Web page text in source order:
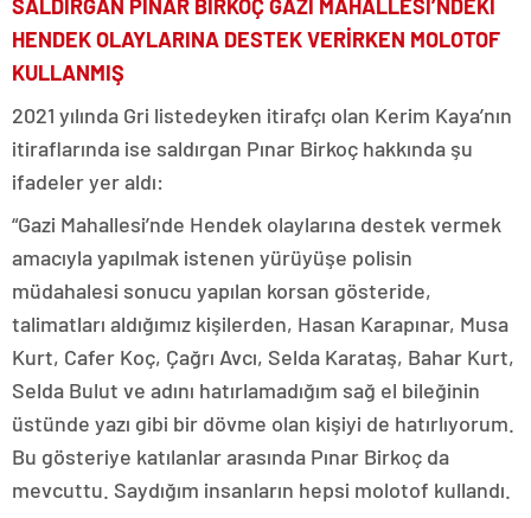
SALDIRGAN PINAR BİRKOÇ GAZİ MAHALLESİ’NDEKİ
HENDEK OLAYLARINA DESTEK VERİRKEN MOLOTOF
KULLANMIŞ
2021 yılında Gri listedeyken itirafçı olan Kerim Kaya’nın
itiraflarında ise saldırgan Pınar Birkoç hakkında şu
ifadeler yer aldı:
“Gazi Mahallesi’nde Hendek olaylarına destek vermek
amacıyla yapılmak istenen yürüyüşe polisin
müdahalesi sonucu yapılan korsan gösteride,
talimatları aldığımız kişilerden, Hasan Karapınar, Musa
Kurt, Cafer Koç, Çağrı Avcı, Selda Karataş, Bahar Kurt,
Selda Bulut ve adını hatırlamadığım sağ el bileğinin
üstünde yazı gibi bir dövme olan kişiyi de hatırlıyorum.
Bu gösteriye katılanlar arasında Pınar Birkoç da
mevcuttu. Saydığım insanların hepsi molotof kullandı.